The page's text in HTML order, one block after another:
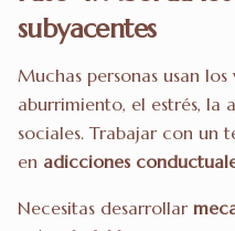
subyacentes
Muchas personas usan
aburrimiento, el estrés, la
sociales. Trabajar con un
en adicciones
Necesitas desarrollar